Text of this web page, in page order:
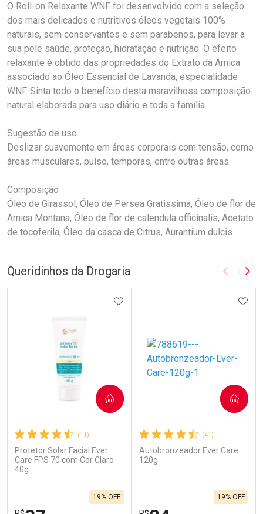
O Roll-on Relaxante WNF foi desenvolvido com a seleção
dos mais delicados e nutritivos óleos vegetais 100%
naturais, sem conservantes e sem parabenos, para levar a
sua pele saúde, proteção, hidratação e nutrição. O efeito
relaxante é obtido das propriedades do Extrato da Arnica
associado ao Óleo Essencial de Lavanda, especialidade
WNF. Sinta todo o benefício desta maravilhosa composição
natural elaborada para uso diário e toda a família.
Sugestão de uso
Deslizar suavemente em áreas corporais com tensão, como
áreas musculares, pulso, temporas, entre outras áreas.
Composição
Óleo de Girassol, Óleo de Persea Gratissima, Óleo de flor de
Arnica Montana, Óleo de flor de calendula officinalis, Acetato
de tocoferila, Óleo da casca de Citrus, Aurantium dulcis.
Queridinhos da Drogaria Imagem
(11)
Protetor Solar Facial Ever
Care FPS 70 com Cor Claro
40g
19% OFF
ADICIONAR AOS FAVORITOS
COMPRAR
(41)
Autobronzeador Ever Care
120g
19% OFF
COMPRAR